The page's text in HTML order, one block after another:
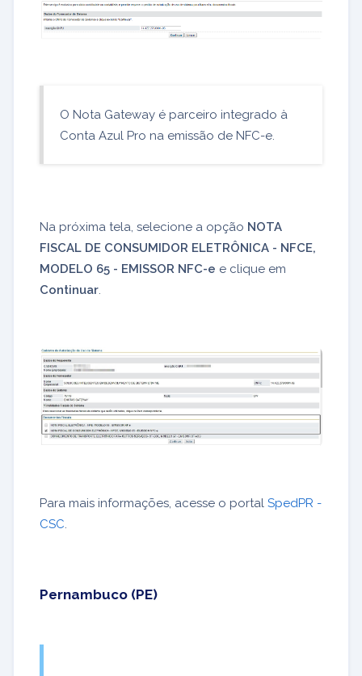
O Nota Gateway é parceiro integrado à
Conta Azul Pro na emissão de NFC-e.
Na próxima tela, selecione a opção NOTA
FISCAL DE CONSUMIDOR ELETRÔNICA - NFCE,
MODELO 65 - EMISSOR NFC-e e clique em
Continuar
Para mais informações, acesse o portal SpedPR -
CSC.
Pernambuco (PE)